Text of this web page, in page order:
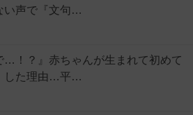
い声で『文句…
…！？』赤ちゃんが生まれて初めて
した理由…平…